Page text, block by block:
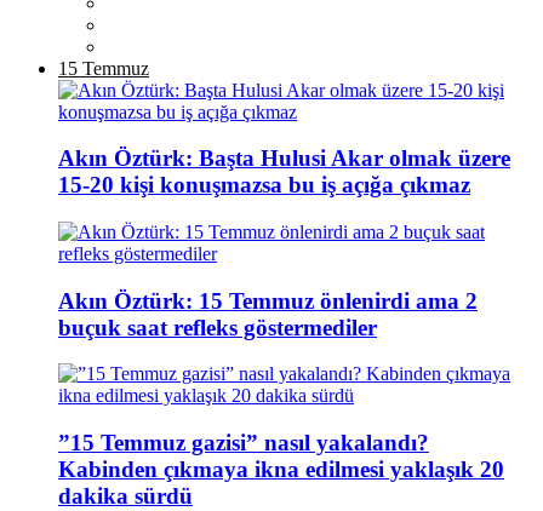
15 Temmuz
Akın Öztürk: Başta Hulusi Akar olmak üzere
15-20 kişi konuşmazsa bu iş açığa çıkmaz
Akın Öztürk: 15 Temmuz önlenirdi ama 2
buçuk saat refleks göstermediler
”15 Temmuz gazisi” nasıl yakalandı?
Kabinden çıkmaya ikna edilmesi yaklaşık 20
dakika sürdü